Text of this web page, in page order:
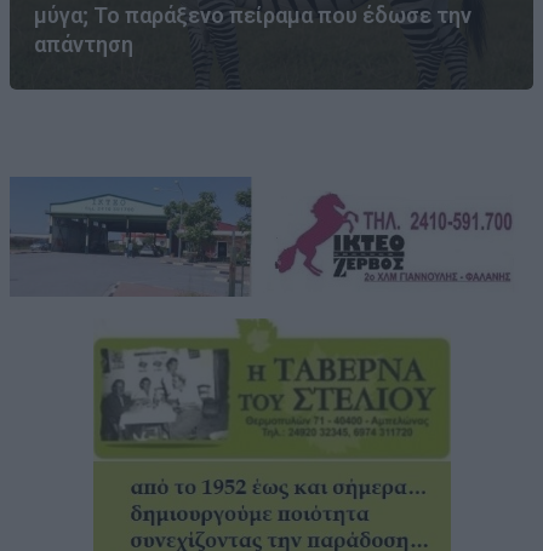
μύγα; Το παράξενο πείραμα που έδωσε την
απάντηση